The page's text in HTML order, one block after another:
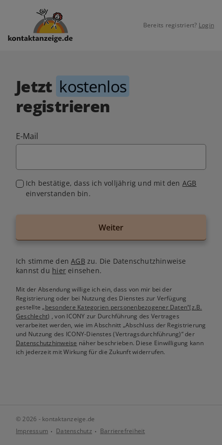
Bereits registriert? Login
Jetzt kostenlos
registrieren
E-Mail
Ich bestätige, dass ich volljährig und mit den AGB
einverstanden bin.
Weiter
Ich stimme denAGB zu. Die Datenschutzhinweise
kannst du hiereinsehen.
Mit der Absendung willige ich ein, dass von mir bei der
Registrierung oder bei Nutzung des Dienstes zur Verfügung
gestellte„besondere Kategorien personenbezogener Daten“(z.B.
Geschlecht) , von ICONY zur Durchführung des Vertrages
verarbeitet werden, wie im Abschnitt „Abschluss der Registrierung
und Nutzung des ICONY-Dienstes (Vertragsdurchführung)“ der
Datenschutzhinweise näher beschrieben. Diese Einwilligung kann
ich jederzeit mit Wirkung für die Zukunft widerrufen.
© 2026 - kontaktanzeige.de
Impressum
Datenschutz Barrierefreiheit